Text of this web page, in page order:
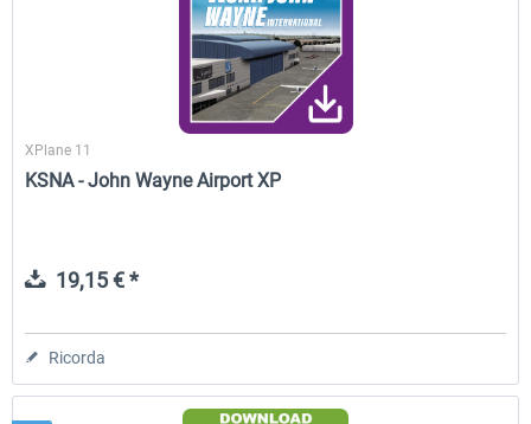
XPlane 11
KSNA - John Wayne Airport XP
19,15 € *
Ricorda